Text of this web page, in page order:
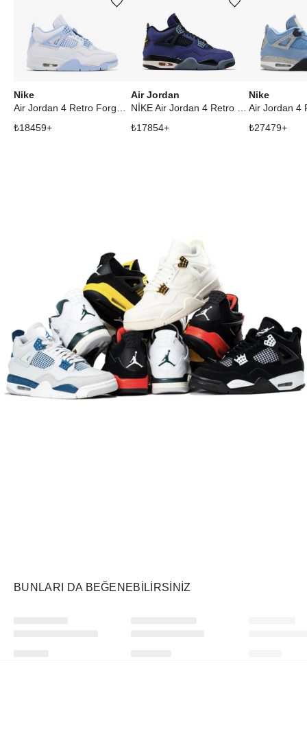
Nike
₺18459+
Ürünü istek listesine ekle veya listeden çıkar
Air Jordan
₺17854+
Ürünü istek listesine ekle veya listeden çıkar
Nike
₺27479+
BUNLARI DA BEĞENEBILIRSINIZ